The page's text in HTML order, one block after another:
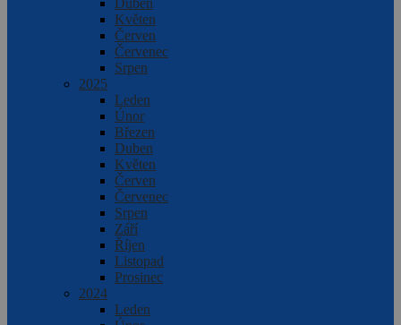
Duben
Květen
Červen
Červenec
Srpen
2025
Leden
Únor
Březen
Duben
Květen
Červen
Červenec
Srpen
Září
Říjen
Listopad
Prosinec
2024
Leden